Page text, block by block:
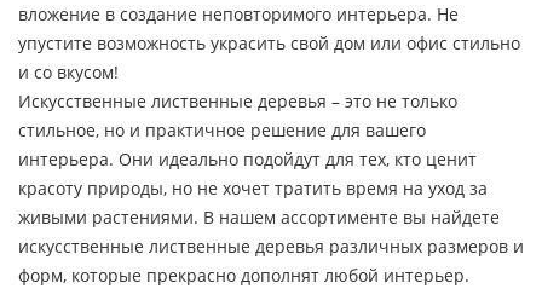
вложение в создание неповторимого интерьера. Не
упустите возможность украсить свой дом или офис стильно
и со вкусом!
Искусственные лиственные деревья – это не только
стильное, но и практичное решение для вашего
интерьера. Они идеально подойдут для тех, кто ценит
красоту природы, но не хочет тратить время на уход за
живыми растениями. В нашем ассортименте вы найдете
искусственные лиственные деревья различных размеров и
форм, которые прекрасно дополнят любой интерьер.